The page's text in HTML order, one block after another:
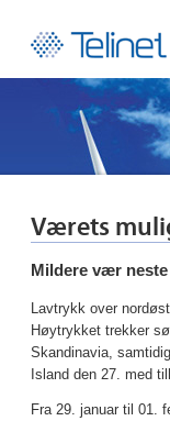
Værets
Mildere vær neste
Lavtrykk over
Høytrykket trekker
Skandinavia,
Island den 27. med
Fra 29. januar til 01.